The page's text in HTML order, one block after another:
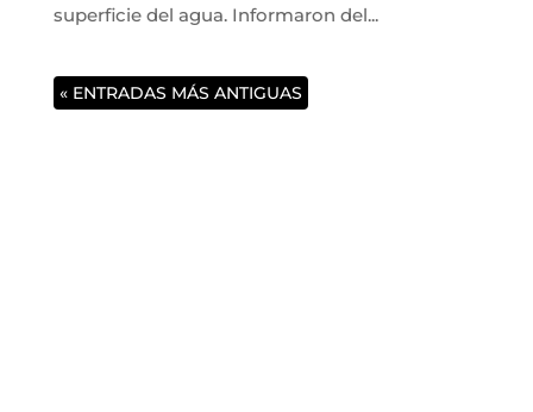
superficie del agua. Informaron del...
« ENTRADAS MÁS ANTIGUAS